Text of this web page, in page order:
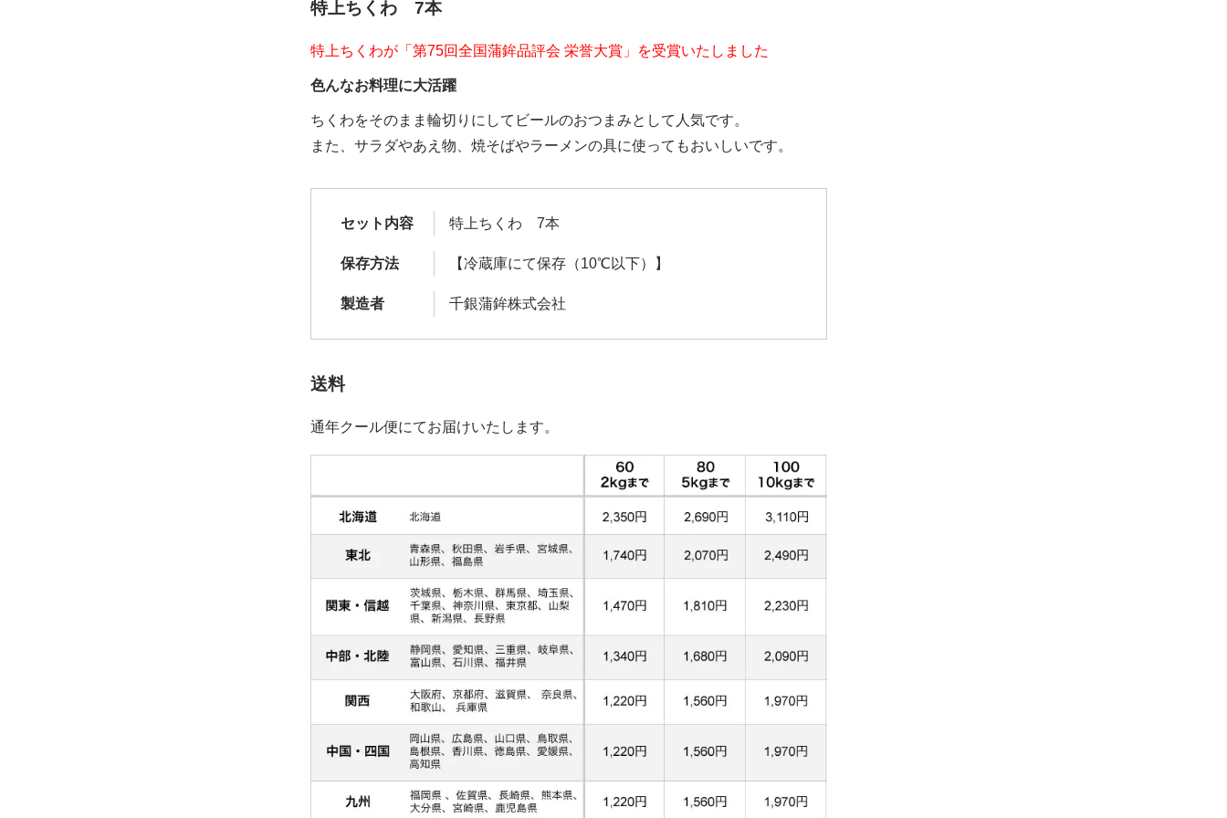
特上ちくわ 7本
特上ちくわが「第75回全国蒲鉾品評会 栄誉大賞」を受賞いたしました
色んなお料理に大活躍
ちくわをそのまま輪切りにしてビールのおつまみとして人気です。
また、サラダやあえ物、焼そばやラーメンの具に使ってもおいしいです。
セット内容 特上ちくわ 7本
保存方法 【冷蔵庫にて保存（10℃以下）】
製造者 千銀蒲鉾株式会社
送料
通年クール便にてお届けいたします。